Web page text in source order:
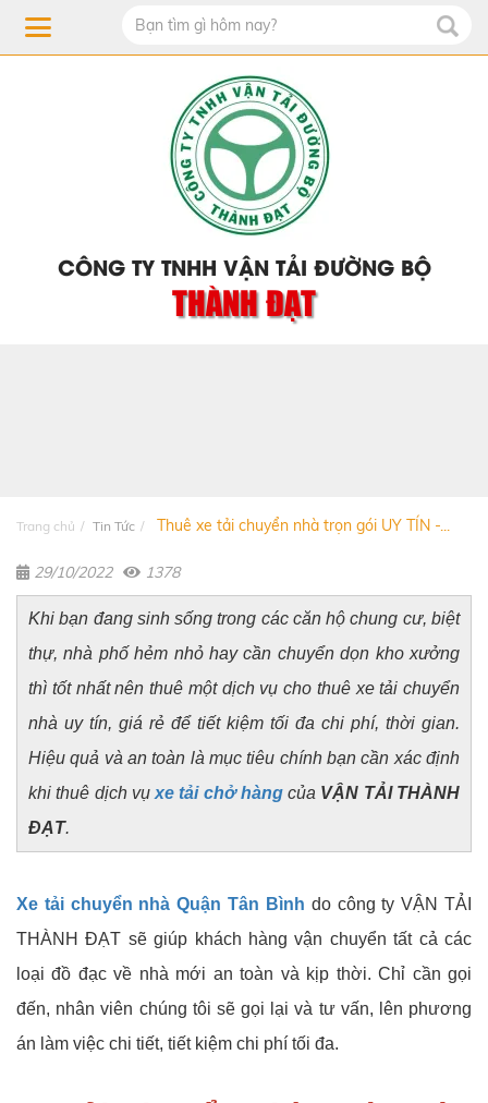
CÔNG TY TNHH VẬN TẢI ĐƯỜNG BỘ
THÀNH ĐẠT
Trang chủ Tin Tức Thuê xe tải chuyển nhà trọn gói UY TÍN -...
29/10/2022 1378
Khi bạn đang sinh sống trong các căn hộ chung cư, biệt
thự, nhà phố hẻm nhỏ hay cần chuyển dọn kho xưởng
thì tốt nhất nên thuê một dịch vụ cho thuê xe tải chuyển
nhà uy tín, giá rẻ để tiết kiệm tối đa chi phí, thời gian.
Hiệu quả và an toàn là mục tiêu chính bạn cần xác định
khi thuê dịch vụxe tải chở hàngcủa VẬN TẢI THÀNH
ĐẠT.
Xe tải chuyển nhà Quận Tân Bình do công tyVẬN TẢI
THÀNH ĐẠT sẽ giúp khách hàng vận chuyển tất cả các
loại đồ đạc về nhà mới an toàn và kịp thời. Chỉ cần gọi
đến, nhân viên chúng tôi sẽ gọi lại và tư vấn, lên phương
án làm việc chi tiết, tiết kiệm chi phí tối đa.